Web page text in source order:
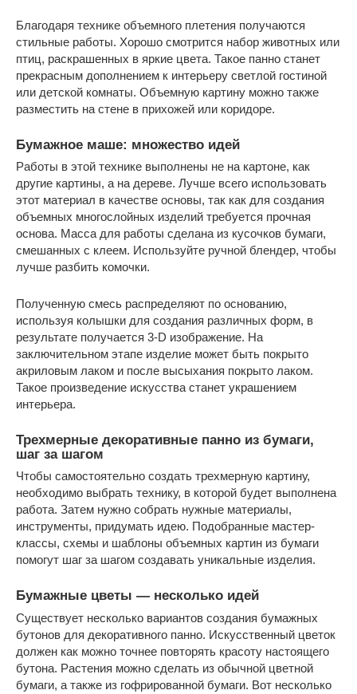
Благодаря технике объемного плетения получаются
стильные работы. Хорошо смотрится набор животных или
птиц, раскрашенных в яркие цвета. Такое панно станет
прекрасным дополнением к интерьеру светлой гостиной
или детской комнаты. Объемную картину можно также
разместить на стене в прихожей или коридоре.
Бумажное маше: множество идей
Работы в этой технике выполнены не на картоне, как
другие картины, а на дереве. Лучше всего использовать
этот материал в качестве основы, так как для создания
объемных многослойных изделий требуется прочная
основа. Масса для работы сделана из кусочков бумаги,
смешанных с клеем. Используйте ручной блендер, чтобы
лучше разбить комочки.
Полученную смесь распределяют по основанию,
используя колышки для создания различных форм, в
результате получается 3-D изображение. На
заключительном этапе изделие может быть покрыто
акриловым лаком и после высыхания покрыто лаком.
Такое произведение искусства станет украшением
интерьера.
Трехмерные декоративные панно из бумаги,
шаг за шагом
Чтобы самостоятельно создать трехмерную картину,
необходимо выбрать технику, в которой будет выполнена
работа. Затем нужно собрать нужные материалы,
инструменты, придумать идею. Подобранные мастер-
классы, схемы и шаблоны объемных картин из бумаги
помогут шаг за шагом создавать уникальные изделия.
Бумажные цветы — несколько идей
Существует несколько вариантов создания бумажных
бутонов для декоративного панно. Искусственный цветок
должен как можно точнее повторять красоту настоящего
бутона. Растения можно сделать из обычной цветной
бумаги, а также из гофрированной бумаги. Вот несколько